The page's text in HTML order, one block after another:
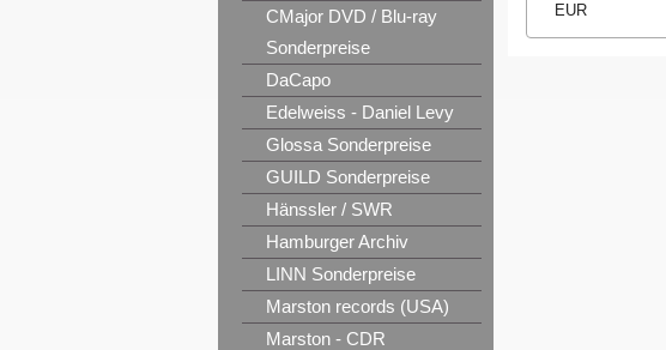
CMajor DVD / Blu-ray
Sonderpreise
DaCapo
Edelweiss - Daniel Levy
Glossa Sonderpreise
GUILD Sonderpreise
Hänssler / SWR
Hamburger Archiv
LINN Sonderpreise
Marston records (USA)
Marston - CDR
EUR